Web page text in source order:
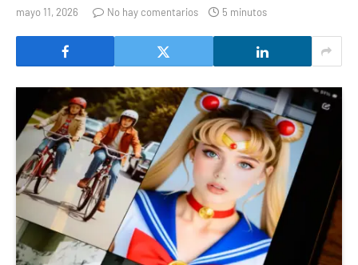
mayo 11, 2026 No hay comentarios 5 minutos